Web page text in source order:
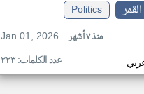
Politics
Jan 01, 2026
منذ ٧ أشهر
عدد الكلمات: ٢٢٣